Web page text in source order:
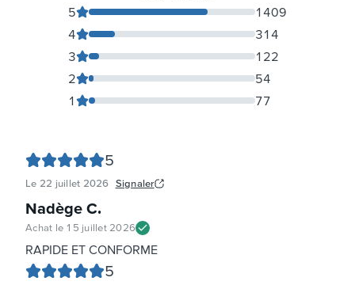
1 77
2 54
3 122
4 314
5 1409
5
Le 22 juillet 2026 Signaler
Nadège C.
Achat le 15 juillet 2026
RAPIDE ET CONFORME
5